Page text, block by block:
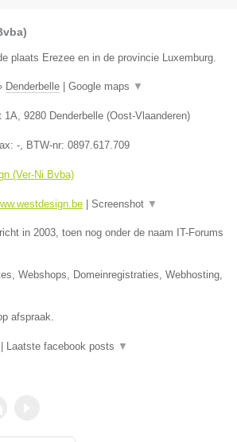
plaats Erezee en in de provincie Luxemburg.
Denderbelle Google maps ▼
1A, 9280 Denderbelle (Oost-Vlaanderen)
-, BTW-nr: 0897.617.709
(Ver-Ni Bvba)
Screenshot ▼
in 2003, toen nog onder de naam IT-Forums
Webshops, Domeinregistraties, Webhosting,
afspraak.
Laatste facebook posts ▼